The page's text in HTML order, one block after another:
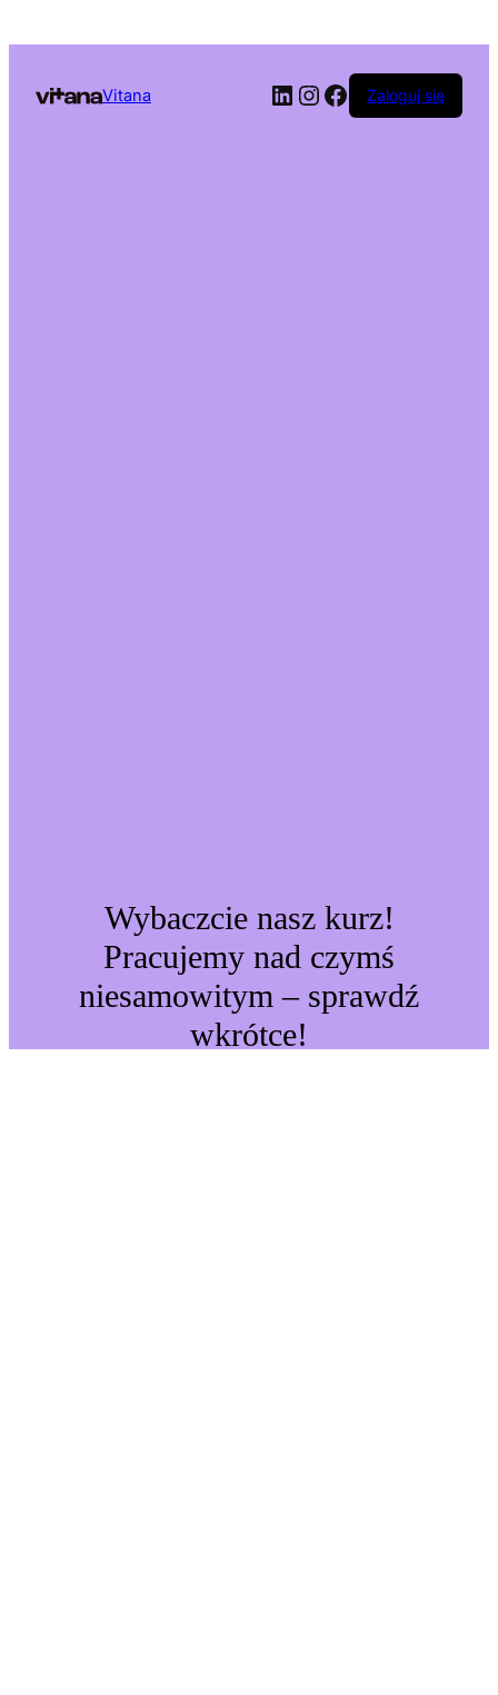
Vitana LinkedIn
Instagram
Facebook
Zaloguj się
Wybaczcie nasz kurz!
Pracujemy nad czymś
niesamowitym – sprawdź
wkrótce!